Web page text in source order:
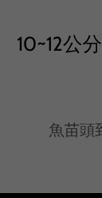
10~12公
魚苗頭